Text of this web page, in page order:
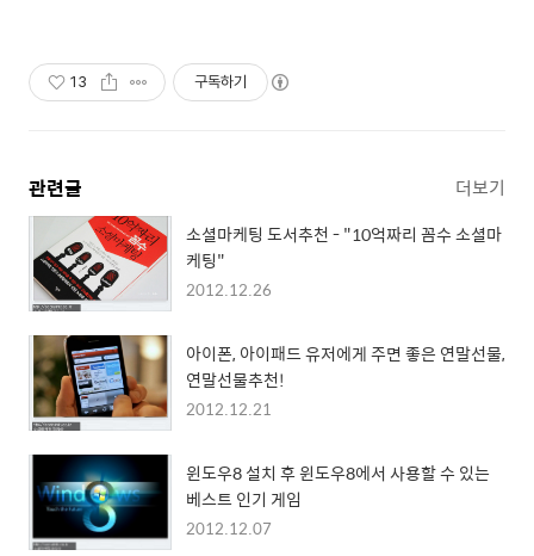
13 구독하기
관련글 더보기
소셜마케팅 도서추천 - "10억짜리 꼼수 소셜마
케팅"
2012.12.26
아이폰, 아이패드 유저에게 주면 좋은 연말선물,
연말선물추천!
2012.12.21
윈도우8 설치 후 윈도우8에서 사용할 수 있는
베스트 인기 게임
2012.12.07